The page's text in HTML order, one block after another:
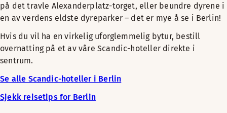
på det travle Alexanderplatz-torget, eller beundre dyrene i
en av verdens eldste dyreparker – det er mye å se i Berlin!
Hvis du vil ha en virkelig uforglemmelig bytur, bestill
overnatting på et av våre Scandic-hoteller direkte i
sentrum.
Se alle Scandic-hoteller i Berlin
Sjekk reisetips for Berlin